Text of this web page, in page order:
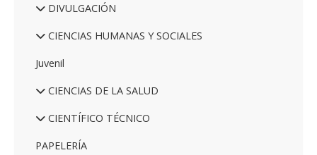
DIVULGACIÓN
CIENCIAS HUMANAS Y SOCIALES
Juvenil
CIENCIAS DE LA SALUD
CIENTÍFICO TÉCNICO
PAPELERÍA